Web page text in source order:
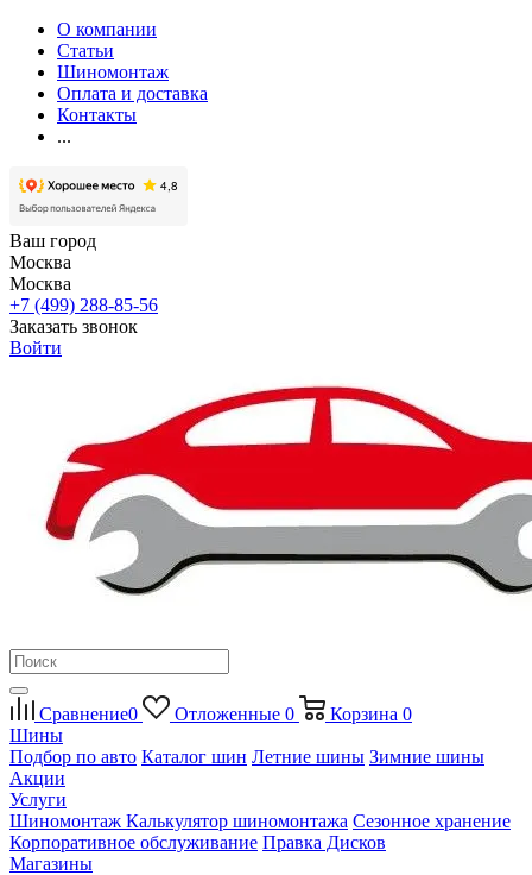
О компании
Статьи
Шиномонтаж
Оплата и доставка
Контакты
...
Ваш город
Москва
Москва
+7 (499) 288-85-56
Заказать звонок
Войти
Сравнение0 Отложенные 0 Корзина 0
Шины
Подбор по авто Каталог шин Летние шины Зимние шины
Акции
Услуги
Шиномонтаж Калькулятор шиномонтажа Сезонное хранение
Корпоративное обслуживание Правка Дисков
Магазины